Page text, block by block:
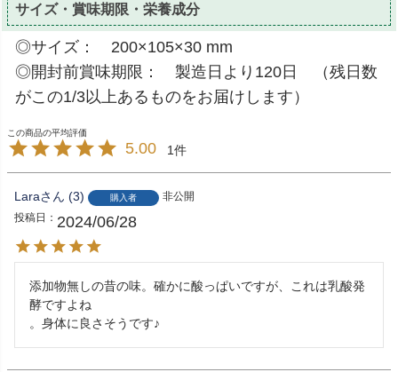
サイズ・賞味期限・栄養成分
◎サイズ： 200×105×30 mm
◎開封前賞味期限： 製造日より120日 （残日数
がこの1/3以上あるものをお届けします）
5.00 1
Lara 3 購入者
非公開
投稿日
2024/06/28
添加物無しの昔の味。確かに酸っぱいですが、これは乳酸発
酵ですよね
。身体に良さそうです♪